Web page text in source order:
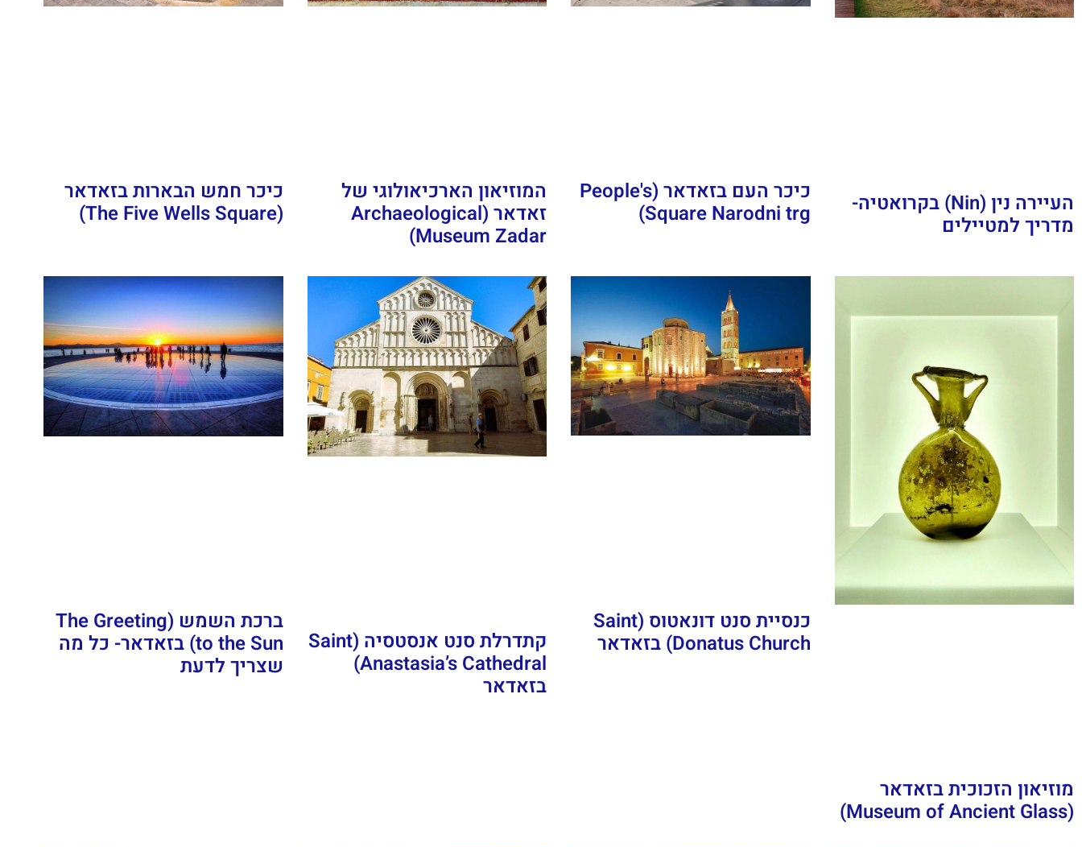
העיירה נין (Nin) בקרואטיה-
מדריך למטיילים
כיכר העם בזאדאר (People's
Square Narodni trg)
המוזיאון הארכיאולוגי של
זאדאר (Archaeological
Museum Zadar)
כיכר חמש הבארות בזאדאר
(The Five Wells Square)
מוזיאון הזכוכית בזאדאר
(Museum of Ancient Glass)
כנסיית סנט דונאטוס (Saint
Donatus Church) בזאדאר
קתדרלת סנט אנסטסיה (Saint
Anastasia’s Cathedral)
בזאדאר
ברכת השמש (The Greeting
to the Sun) בזאדאר- כל מה
שצריך לדעת